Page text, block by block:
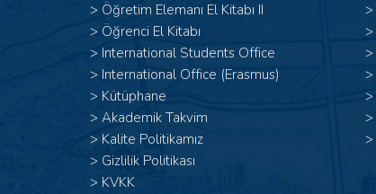
> Öğretim Elemanı El Kitabı II
> Öğrenci El Kitabı
> International Students Office
> International Office (Erasmus)
> Kütüphane
> Akademik Takvim
> Kalite Politikamız
> Gizlilik Politikası
> KVKK
>
>
>
>
>
>
>